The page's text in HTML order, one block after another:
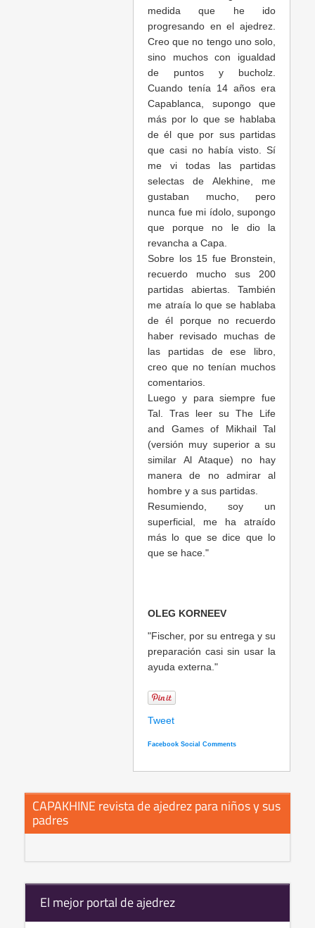
medida que he ido
progresando en el ajedrez.
Creo que no tengo uno solo,
sino muchos con igualdad
de puntos y bucholz.
Cuando tenía 14 años era
Capablanca, supongo que
más por lo que se hablaba
de él que por sus partidas
que casi no había visto. Sí
me vi todas las partidas
selectas de Alekhine, me
gustaban mucho, pero
nunca fue mi ídolo, supongo
que porque no le dio la
revancha a Capa.
Sobre los 15 fue Bronstein,
recuerdo mucho sus 200
partidas abiertas. También
me atraía lo que se hablaba
de él porque no recuerdo
haber revisado muchas de
las partidas de ese libro,
creo que no tenían muchos
comentarios.
Luego y para siempre fue
Tal. Tras leer su The Life
and Games of Mikhail Tal
(versión muy superior a su
similar Al Ataque) no hay
manera de no admirar al
hombre y a sus partidas.
Resumiendo, soy un
superficial, me ha atraído
más lo que se dice que lo
que se hace."
OLEG KORNEEV
"Fischer, por su entrega y su
preparación casi sin usar la
ayuda externa."
Tweet
Facebook Social Comments
CAPAKHINE revista de ajedrez para niños y sus
padres
El mejor portal de ajedrez